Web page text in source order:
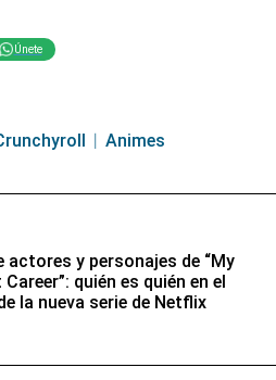
Únete
Animes
actores y personajes de “My
quién es quién en el
la nueva serie de Netflix